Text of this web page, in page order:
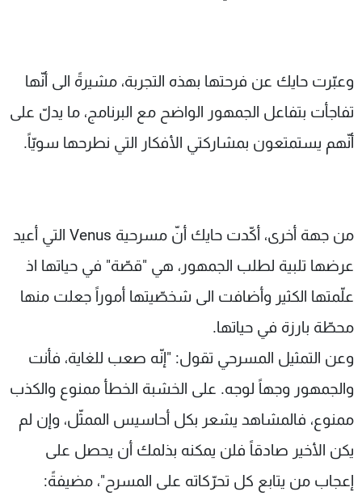
وعبّرت حايك عن فرحتها بهذه التجربة، مشيرةً الى أنّها
تفاجأت بتفاعل الجمهور الواضح مع البرنامج، ما يدلّ على
أنّهم يستمتعون بمشاركتي الأفكار التي نطرحها سويّاً.
من جهة أخرى، أكّدت حايك أنّ مسرحية Venus التي أعيد
عرضها تلبية لطلب الجمهور، هي "قصّة" في حياتها اذ
علّمتها الكثير وأضافت الى شخصّيتها أموراً جعلت منها
محطّة بارزة في حياتها.
وعن التمثيل المسرحي تقول: "إنّه صعب للغاية، فأنت
والجمهور وجهاً لوجه. على الخشبة الخطأ ممنوع والكذب
ممنوع، فالمشاهد يشعر بكل أحاسيس الممثّل، وإن لم
يكن الأخير صادقاً فلن يمكنه بذلمك أن يحصل على
إعجاب من يتابع كل تحرّكاته على المسرح"، مضيفةً: